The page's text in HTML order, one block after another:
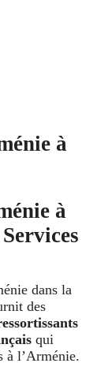
à
à
dans la
des
qui
à l’Arménie.